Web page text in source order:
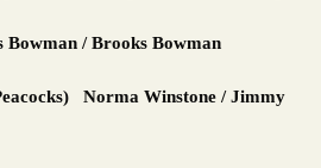
/ Brooks Bowman
Norma Winstone / Jimmy